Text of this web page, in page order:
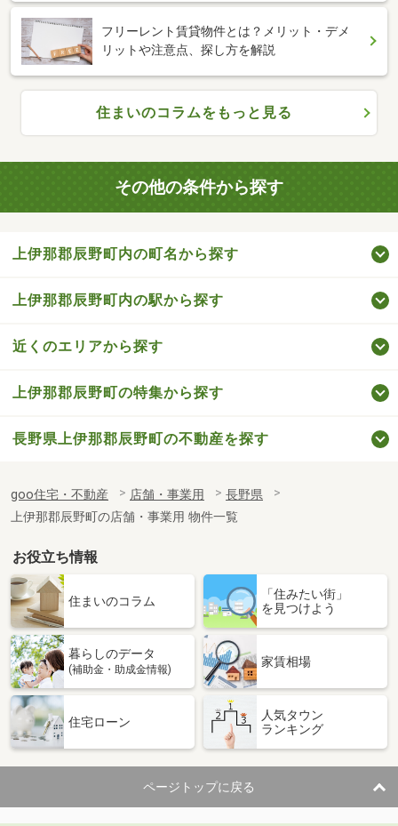
フリーレント賃貸物件とは？メリット・デメ
リットや注意点、探し方を解説
住まいのコラムをもっと見る
その他の条件から探す
上伊那郡辰野町内の町名から探す
上伊那郡辰野町内の駅から探す
近くのエリアから探す
上伊那郡辰野町の特集から探す
長野県上伊那郡辰野町の不動産を探す
goo住宅・不動産 店舗・事業用
長野県
上伊那郡辰野町の店舗・事業用 物件一覧
お役立ち情報
住まいのコラム
「住みたい街」
を見つけよう
暮らしのデータ
(補助金・助成金情報)
家賃相場
住宅ローン
人気タウン
ランキング
ページトップに戻る